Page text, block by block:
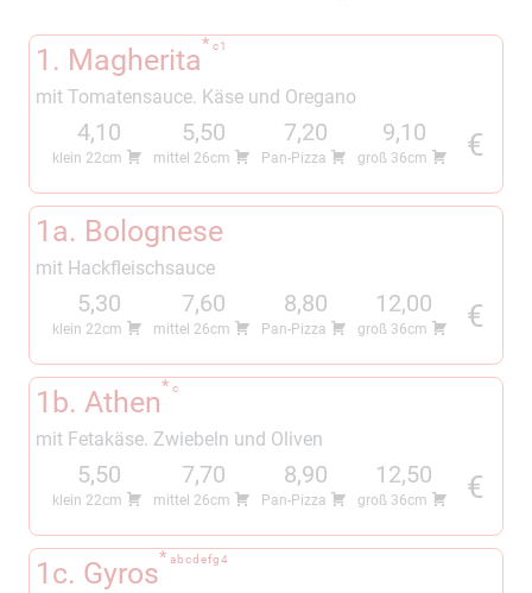
1. Magherita c1
mit Tomatensauce. Käse und Oregano
4,10
klein 22cm
5,50
mittel 26cm
7,20
Pan-Pizza
9,10
groß 36cm €
1a. Bolognese
mit Hackfleischsauce
5,30
klein 22cm
7,60
mittel 26cm
8,80
Pan-Pizza
12,00
groß 36cm €
1b. Athen c
mit Fetakäse. Zwiebeln und Oliven
5,50
klein 22cm
7,70
mittel 26cm
8,90
Pan-Pizza
12,50
groß 36cm €
1c. Gyros a bcd efg4